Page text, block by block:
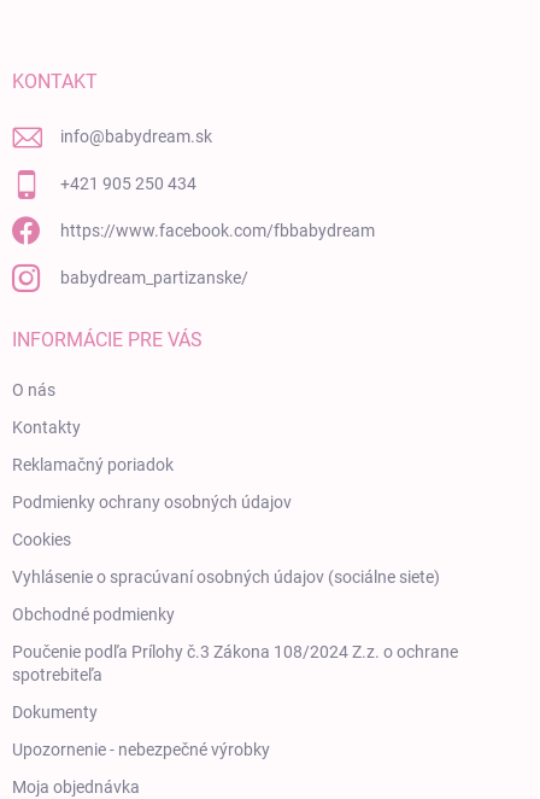
KONTAKT
info@babydream.sk
+421 905 250 434
https://www.facebook.com/fbbabydream
babydream_partizanske/
INFORMÁCIE PRE VÁS
O nás
Kontakty
Reklamačný poriadok
Podmienky ochrany osobných údajov
Cookies
Vyhlásenie o spracúvaní osobných údajov (sociálne siete)
Obchodné podmienky
Poučenie podľa Prílohy č.3 Zákona 108/2024 Z.z. o ochrane
spotrebiteľa
Dokumenty
Upozornenie - nebezpečné výrobky
Moja objednávka